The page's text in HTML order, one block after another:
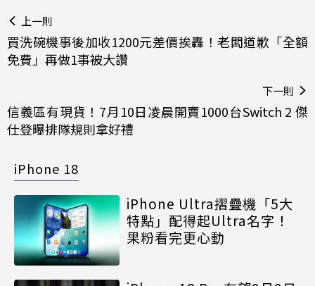
上一則
買洗碗機事後加收1200元差價挨轟！老闆道歉「全額
免費」再做1事被大讚
下一則
信義區有現貨！7月10日凌晨開賣1000台Switch 2 傑
仕登曝排隊規則拿好禮
iPhone 18
iPhone Ultra摺疊機「5大
特點」配得起Ultra名字！
果粉看完更心動